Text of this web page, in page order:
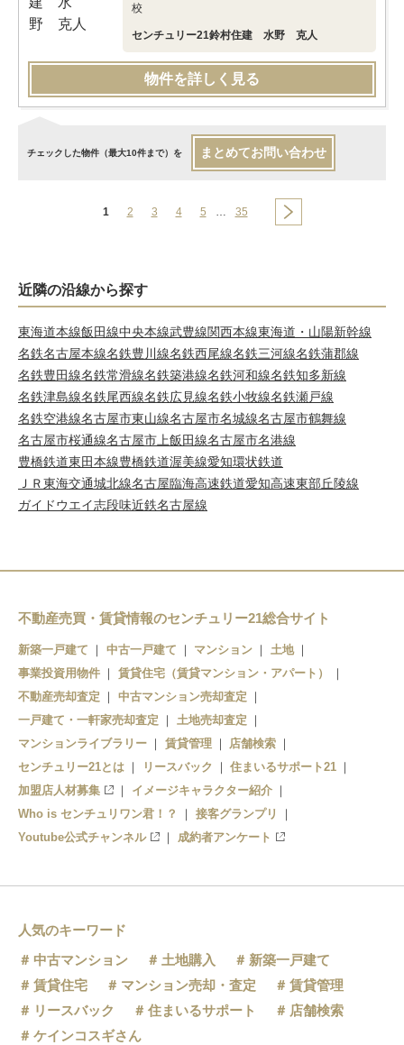
校
センチュリー21鈴村住建 水野 克人
物件を詳しく見る
チェックした物件（最大10件まで）を まとめてお問い合わせ
1 2 3 4 5 … 35
近隣の沿線から探す
東海道本線飯田線中央本線武豊線関西本線東海道・山陽新幹線
名鉄名古屋本線名鉄豊川線名鉄西尾線名鉄三河線名鉄蒲郡線
名鉄豊田線名鉄常滑線名鉄築港線名鉄河和線名鉄知多新線
名鉄津島線名鉄尾西線名鉄広見線名鉄小牧線名鉄瀬戸線
名鉄空港線名古屋市東山線名古屋市名城線名古屋市鶴舞線
名古屋市桜通線名古屋市上飯田線名古屋市名港線
豊橋鉄道東田本線豊橋鉄道渥美線愛知環状鉄道
ＪＲ東海交通城北線名古屋臨海高速鉄道愛知高速東部丘陵線
ガイドウエイ志段味近鉄名古屋線
不動産売買・賃貸情報のセンチュリー21総合サイト
新築一戸建て 中古一戸建て マンション
土地
事業投資用物件
賃貸住宅（賃貸マンション・アパート）
不動産売却査定
中古マンション売却査定
一戸建て・一軒家売却査定
土地売却査定
マンションライブラリー
賃貸管理
店舗検索
センチュリー21とは
リースバック
住まいるサポート21
加盟店人材募集
イメージキャラクター紹介
Who is センチュリワン君！？
接客グランプリ
Youtube公式チャンネル
成約者アンケート
人気のキーワード
中古マンション
土地購入
新築一戸建て
賃貸住宅
マンション売却・査定
賃貸管理
リースバック
住まいるサポート
店舗検索
ケインコスギさん